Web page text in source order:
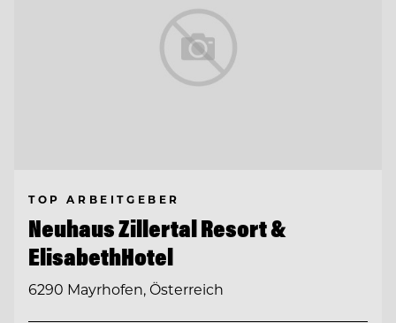
TOP ARBEITGEBER
Neuhaus Zillertal Resort &
ElisabethHotel
6290 Mayrhofen, Österreich